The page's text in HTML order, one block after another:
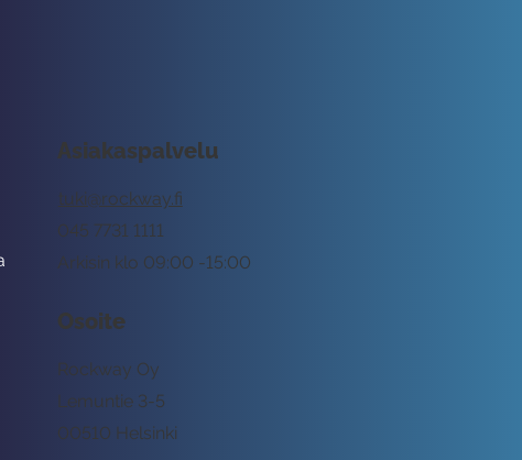
Asiakaspalvelu
tuki@rockway.fi
Arkisin klo 09:00 -15:00
045 7731 1111
Osoite
Rockway Oy
Lemuntie 3-5
00510 Helsinki